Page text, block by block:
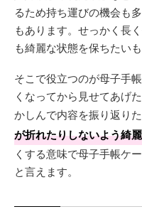
るため持ち運びの機会も
もあります。せっかく長
も綺麗な状態を保ちたいも
そこで役立つのが母子手
くなってから見せてあげ
かしんで内容を振り返り
が折れたりしないよう綺
くする意味で母子手帳ケ
と言えます。